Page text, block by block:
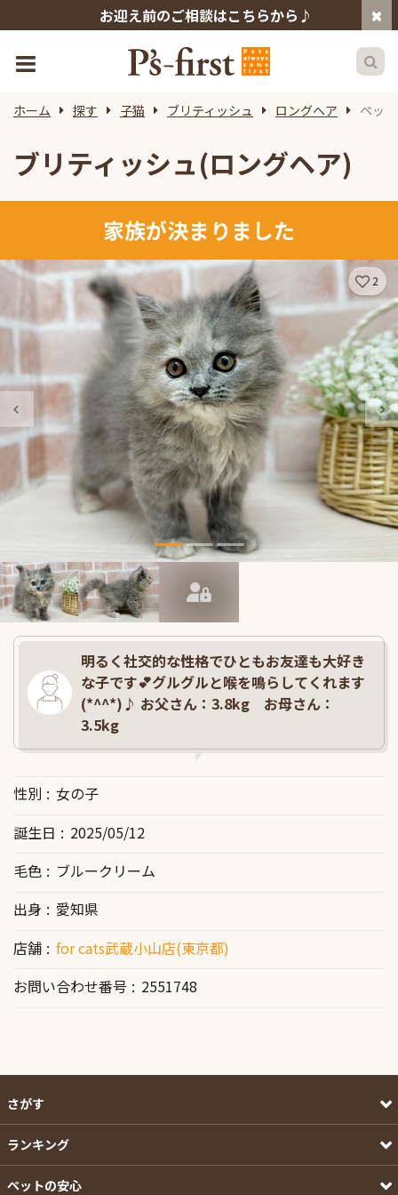
お迎え前のご相談はこちらから♪
ホーム 探す 子猫 ブリティッシュ ロングヘア ペッ
ブリティッシュ(ロングヘア)
家族が決まりました
2
明るく社交的な性格でひともお友達も大好き
な子です💕グルグルと喉を鳴らしてくれます
(*^^*)♪ お父さん：3.8kg お母さん：
3.5kg
性別
女の子
誕生日
2025/05/12
毛色
ブルークリーム
出身
愛知県
店舗
for cats武蔵小山店(東京都)
お問い合わせ番号
2551748
さがす
ランキング
ペットの安心